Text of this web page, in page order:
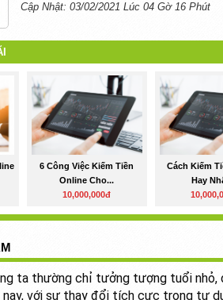
Cập Nhật: 03/02/2021 Lúc 04 Gờ 16 Phút
6 Công Việc Kiếm Tiền
Online Cho...
10,000,000đ
Cách Kiếm
Hay
ta thường chỉ tưởng tượng tuổi nhỏ,
nay, với sự thay đổi tích cực trong tư